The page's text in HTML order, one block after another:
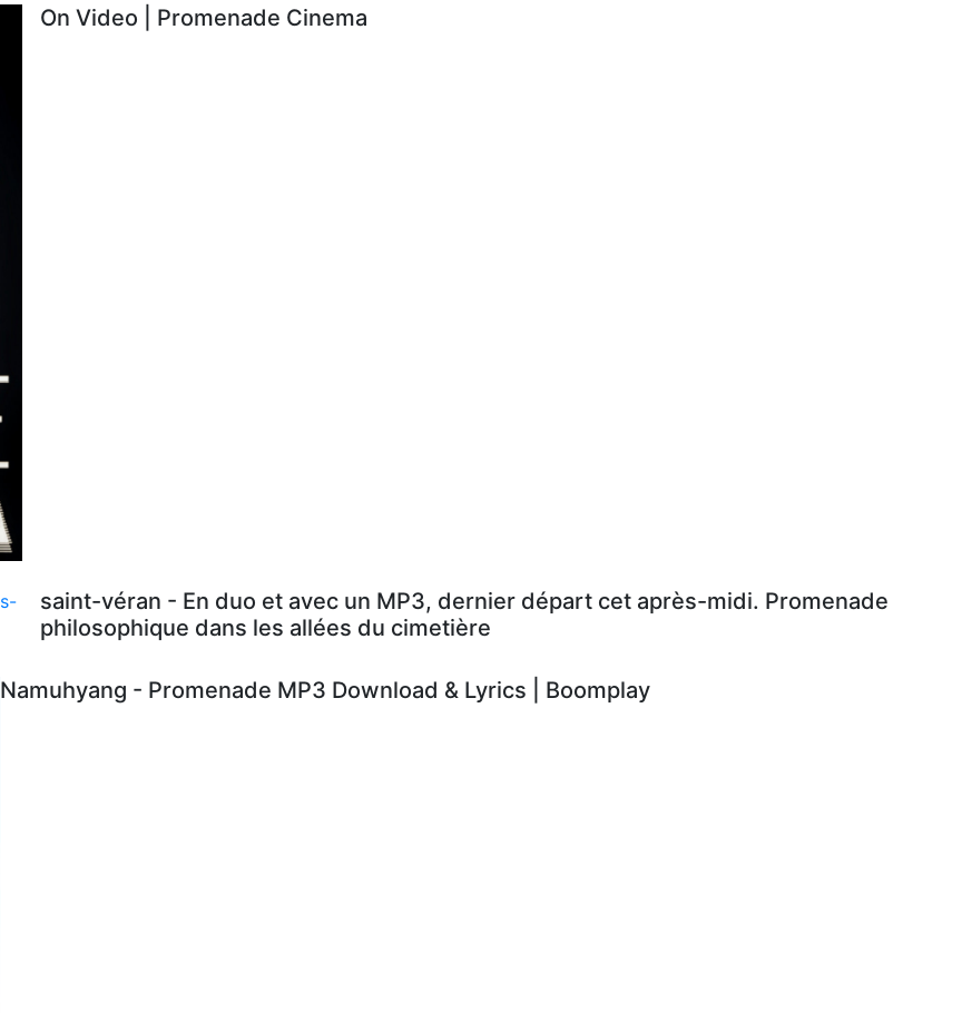
On Video | Promenade Cinema
saint-véran - En duo et avec un MP3, dernier départ cet après-midi. Promenade
philosophique dans les allées du cimetière
Namuhyang - Promenade MP3 Download & Lyrics | Boomplay